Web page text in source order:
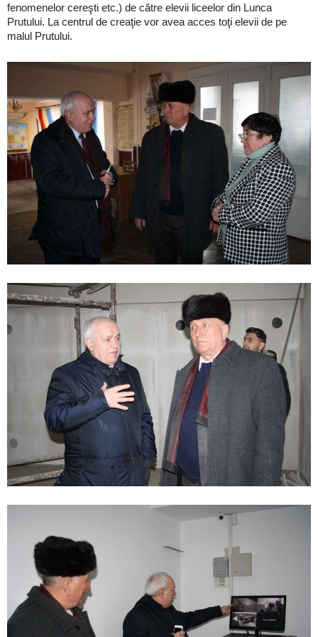
fenomenelor cereşti etc.) de către elevii liceelor din Lunca
Prutului. La centrul de creaţie vor avea acces toţi elevii de pe
malul Prutului.